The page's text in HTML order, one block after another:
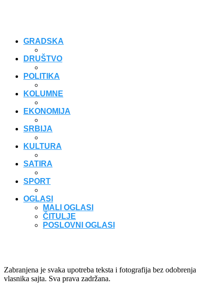
GRADSKA
DRUŠTVO
POLITIKA
KOLUMNE
EKONOMIJA
SRBIJA
KULTURA
SATIRA
SPORT
OGLASI
MALI OGLASI
ČITULJE
POSLOVNI OGLASI
Zabranjena je svaka upotreba teksta i fotografija bez odobrenja
vlasnika sajta. Sva prava zadržana.